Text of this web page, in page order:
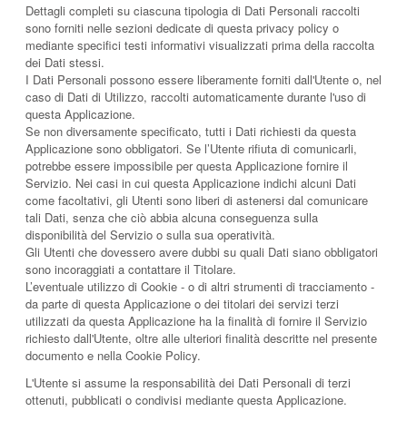
Dettagli completi su ciascuna tipologia di Dati Personali raccolti
sono forniti nelle sezioni dedicate di questa privacy policy o
mediante specifici testi informativi visualizzati prima della raccolta
dei Dati stessi.
I Dati Personali possono essere liberamente forniti dall'Utente o, nel
caso di Dati di Utilizzo, raccolti automaticamente durante l'uso di
questa Applicazione.
Se non diversamente specificato, tutti i Dati richiesti da questa
Applicazione sono obbligatori. Se l’Utente rifiuta di comunicarli,
potrebbe essere impossibile per questa Applicazione fornire il
Servizio. Nei casi in cui questa Applicazione indichi alcuni Dati
come facoltativi, gli Utenti sono liberi di astenersi dal comunicare
tali Dati, senza che ciò abbia alcuna conseguenza sulla
disponibilità del Servizio o sulla sua operatività.
Gli Utenti che dovessero avere dubbi su quali Dati siano obbligatori
sono incoraggiati a contattare il Titolare.
L’eventuale utilizzo di Cookie - o di altri strumenti di tracciamento -
da parte di questa Applicazione o dei titolari dei servizi terzi
utilizzati da questa Applicazione ha la finalità di fornire il Servizio
richiesto dall'Utente, oltre alle ulteriori finalità descritte nel presente
documento e nella Cookie Policy.
L'Utente si assume la responsabilità dei Dati Personali di terzi
ottenuti, pubblicati o condivisi mediante questa Applicazione.